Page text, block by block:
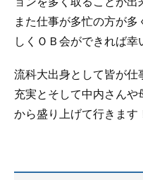
また仕事が多忙の方が
しくＯＢ会ができれば幸
流科大出身として皆が仕
充実とそして中内さんや
から盛り上げて行きます